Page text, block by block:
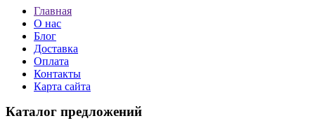
Главная
О нас
Блог
Доставка
Оплата
Контакты
Карта сайта
Каталог предложений